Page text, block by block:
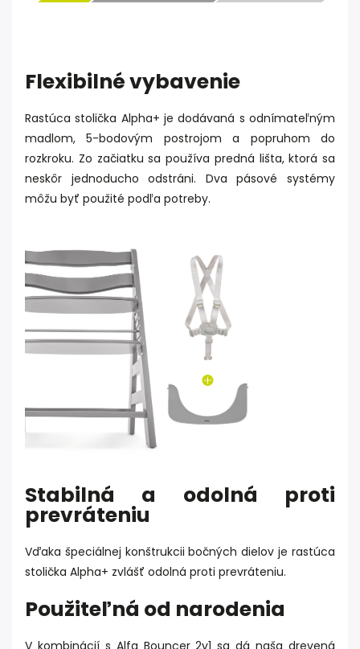
Flexibilné vybavenie
Rastúca stolička Alpha+ je dodávaná s odnímateľným
madlom, 5-bodovým postrojom a popruhom do
rozkroku. Zo začiatku sa používa predná lišta, ktorá sa
neskôr jednoducho odstráni. Dva pásové systémy
môžu byť použité podľa potreby.
Stabilná a odolná proti
prevráteniu
Vďaka špeciálnej konštrukcii bočných dielov je rastúca
stolička Alpha+ zvlášť odolná proti prevráteniu.
Použiteľná od narodenia
V kombinácií s Alfa Bouncer 2v1 sa dá naša drevená